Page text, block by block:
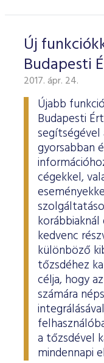
Új
Budapesti
2017. ápr. 24.
Újabb
Budapesti
gyorsabban
cégekkel,
kedvenc
különböző
tőzsdéhez
célja, hogy
számára
a tőzsdével
mindennapi